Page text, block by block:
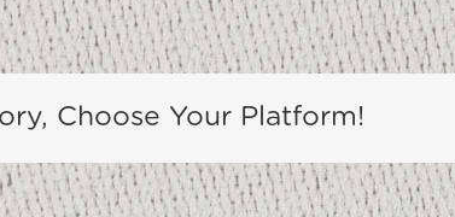
Choose Your Platform!